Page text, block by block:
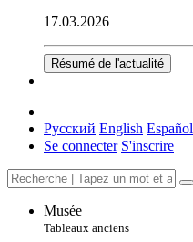
17.03.2026
Résumé de l'actualité
Русский English Español
Se connecter S'inscrire
Musée
Tableaux anciens